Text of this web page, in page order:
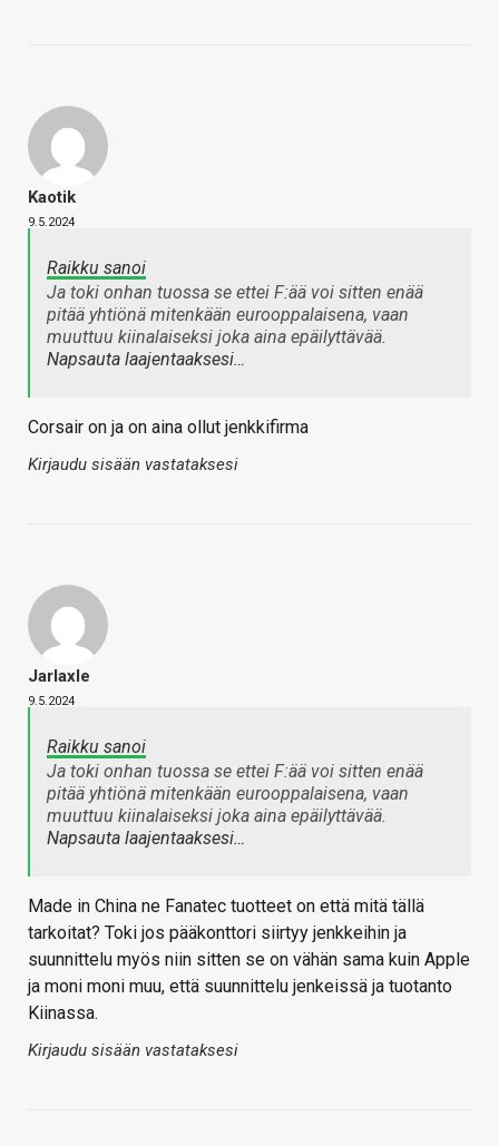
Kaotik
9.5.2024
Raikku sanoi
Ja toki onhan tuossa se ettei F:ää voi sitten enää
pitää yhtiönä mitenkään eurooppalaisena, vaan
muuttuu kiinalaiseksi joka aina epäilyttävää.
Napsauta laajentaaksesi…
Corsair on ja on aina ollut jenkkifirma
Kirjaudu sisään vastataksesi
Jarlaxle
9.5.2024
Raikku sanoi
Ja toki onhan tuossa se ettei F:ää voi sitten enää
pitää yhtiönä mitenkään eurooppalaisena, vaan
muuttuu kiinalaiseksi joka aina epäilyttävää.
Napsauta laajentaaksesi…
Made in China ne Fanatec tuotteet on että mitä tällä
tarkoitat? Toki jos pääkonttori siirtyy jenkkeihin ja
suunnittelu myös niin sitten se on vähän sama kuin Apple
ja moni moni muu, että suunnittelu jenkeissä ja tuotanto
Kiinassa.
Kirjaudu sisään vastataksesi